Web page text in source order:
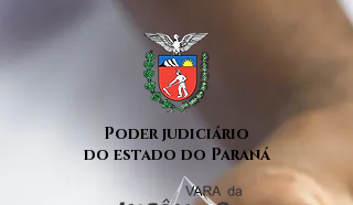
Poder judiciário
do estado do Paraná